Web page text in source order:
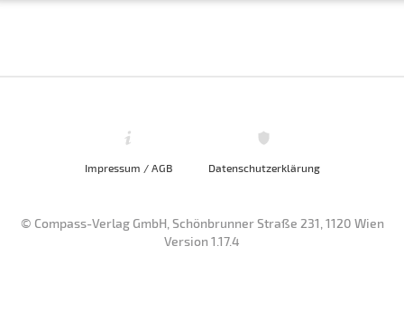
Impressum / AGB Datenschutzerklärung
© Compass-Verlag GmbH, Schönbrunner Straße 231, 1120 Wien
Version 1.17.4